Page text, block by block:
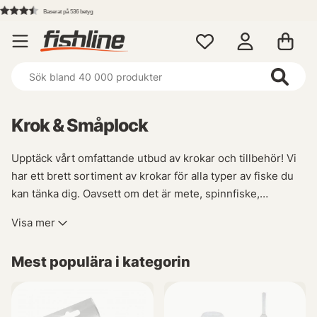
Krok & Småplock
Upptäck vårt omfattande utbud av krokar och tillbehör! Vi
har ett brett sortiment av krokar för alla typer av fiske du
kan tänka dig. Oavsett om det är mete, spinnfiske,
kommer du att hitta allt i denna fantastiska kategori!
Dessutom erbjuder vi även olika tillbehör som vikter,
behöver för att vara helt redo inför din nästa fisketur.
Visa mer
Mest populära i kategorin